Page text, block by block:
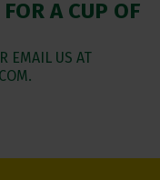
A CUP OF
EMAIL US AT